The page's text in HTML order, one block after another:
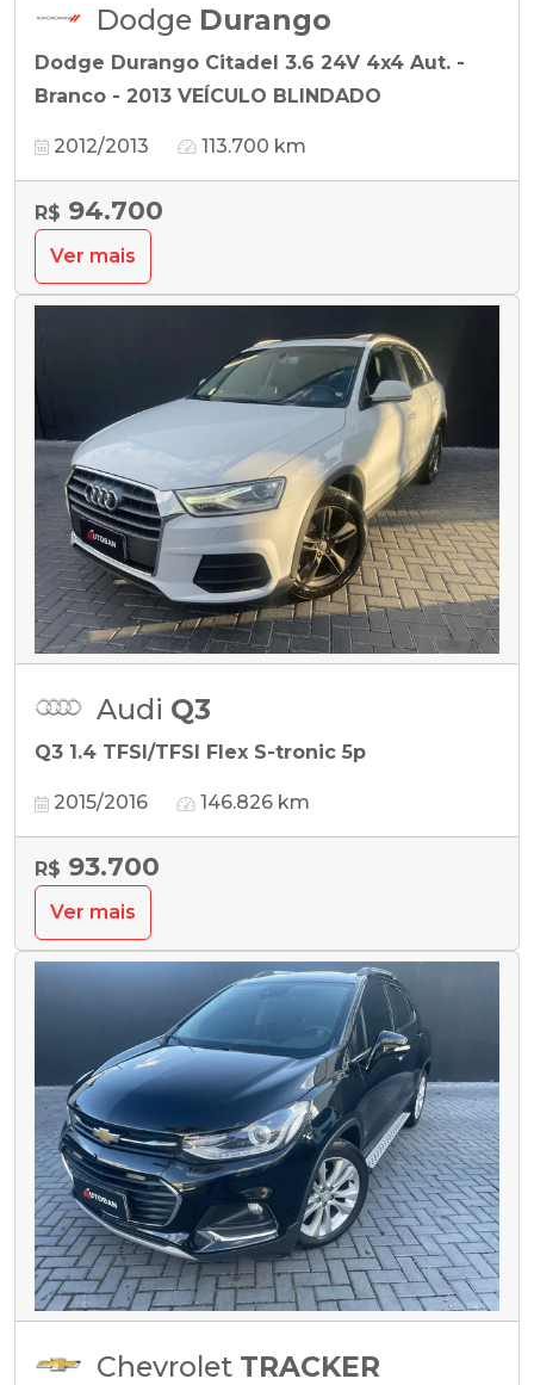
Dodge Durango
Dodge Durango Citadel 3.6 24V 4x4 Aut. -
Branco - 2013 VEÍCULO BLINDADO
2012/2013 113.700 km
R$ 94.700
Ver mais
Audi Q3
Q3 1.4 TFSI/TFSI Flex S-tronic 5p
2015/2016 146.826 km
R$ 93.700
Ver mais
Chevrolet TRACKER